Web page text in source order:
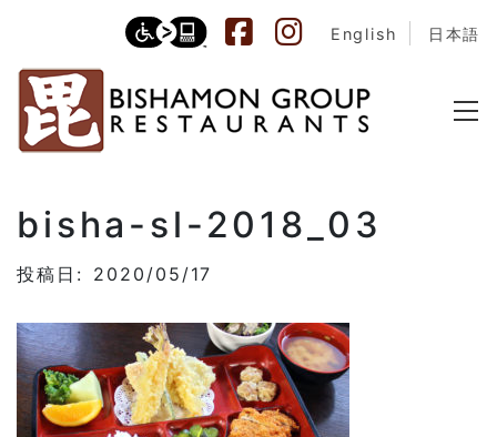
English 日本語
bisha-sl-2018_03
投稿日: 2020/05/17